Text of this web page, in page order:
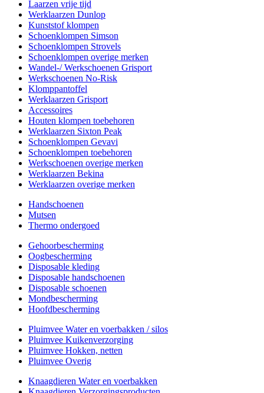
Laarzen vrije tijd
Werklaarzen Dunlop
Kunststof klompen
Schoenklompen Simson
Schoenklompen Strovels
Schoenklompen overige merken
Wandel-/ Werkschoenen Grisport
Werkschoenen No-Risk
Klomppantoffel
Werklaarzen Grisport
Accessoires
Houten klompen toebehoren
Werklaarzen Sixton Peak
Schoenklompen Gevavi
Schoenklompen toebehoren
Werkschoenen overige merken
Werklaarzen Bekina
Werklaarzen overige merken
Handschoenen
Mutsen
Thermo ondergoed
Gehoorbescherming
Oogbescherming
Disposable kleding
Disposable handschoenen
Disposable schoenen
Mondbescherming
Hoofdbescherming
Pluimvee Water en voerbakken / silos
Pluimvee Kuikenverzorging
Pluimvee Hokken, netten
Pluimvee Overig
Knaagdieren Water en voerbakken